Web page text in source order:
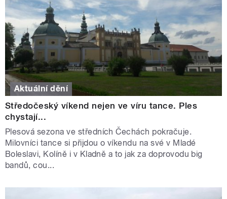
Aktuální dění
Středočeský víkend nejen ve víru tance. Ples
chystají...
Plesová sezona ve středních Čechách pokračuje.
Milovníci tance si přijdou o víkendu na své v Mladé
Boleslavi, Kolíně i v Kladně a to jak za doprovodu big
bandů, cou...